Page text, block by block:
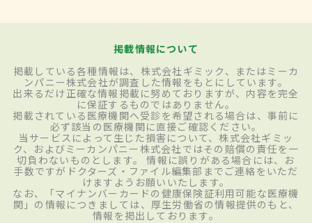
掲載情報について
掲載している各種情報は、株式会社ギミック、またはミーカ
ンパニー株式会社が調査した情報をもとにしています。
出来るだけ正確な情報掲載に努めておりますが、内容を完全
に保証するものではありません。
掲載されている医療機関へ受診を希望される場合は、事前に
必ず該当の医療機関に直接ご確認ください。
当サービスによって生じた損害について、株式会社ギミッ
ク、およびミーカンパニー株式会社ではその賠償の責任を一
切負わないものとします。 情報に誤りがある場合には、お
手数ですがドクターズ・ファイル編集部までご連絡をいただ
けますようお願いいたします。
なお、「マイナンバーカードの健康保険証利用可能な医療機
関」の情報につきましては、厚生労働省の情報提供のもと、
情報を掲出しております。